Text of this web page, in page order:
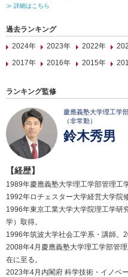
≫ 詳細はこちら
過去ランキング
2024年
2023年 2022年
2017年
2016年 2015年
ランキング監修
慶應義塾大学理工学
（非常勤）
鈴木秀男
【経歴】
1989年慶應義塾大学理工学部管理工
1992年ロチェスター大学経営大学院
1996年東京工業大学大学院理工学研
学）取得。
1996年筑波大学社会工学系・講師。
2008年4月慶應義塾大学理工学部管
在に至る。
2023年4月内閣府 科学技術・イノベ